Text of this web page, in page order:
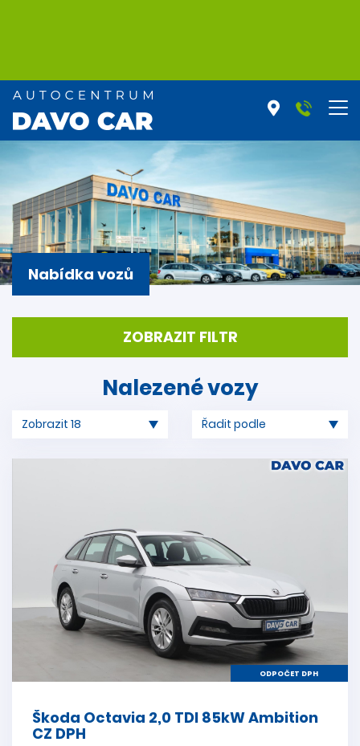
Nabídka vozů
ZOBRAZIT FILTR
Nalezené vozy
ODPOČET DPH
Škoda Octavia 2,0 TDI 85kW Ambition
CZ DPH